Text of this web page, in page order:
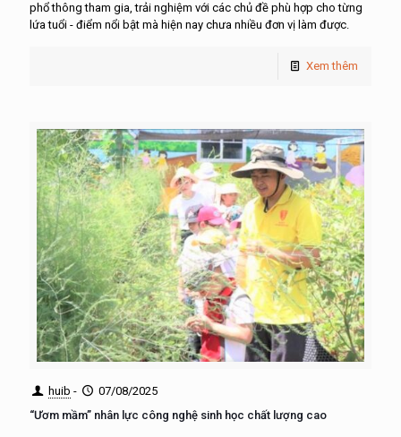
phổ thông tham gia, trải nghiệm với các chủ đề phù hợp cho từng
lứa tuổi - điểm nổi bật mà hiện nay chưa nhiều đơn vị làm được.
Xem thêm
huib -
07/08/2025
“Ươm mầm” nhân lực công nghệ sinh học chất lượng cao